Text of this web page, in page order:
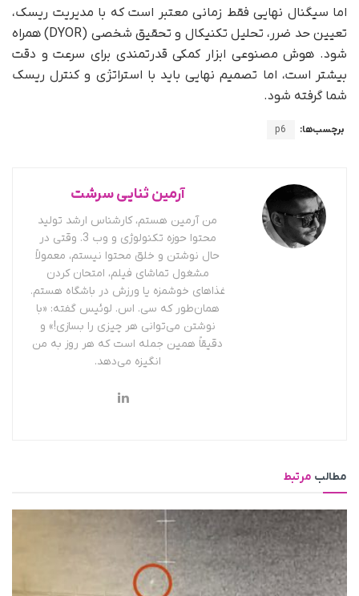
اما سیگنال نهایی فقط زمانی معتبر است که با مدیریت ریسک،
تعیین حد ضرر، تحلیل تکنیکال و تحقیق شخصی (DYOR) همراه
شود. هوش مصنوعی ابزار کمکی قدرتمندی برای سرعت و دقت
بیشتر است، اما تصمیم نهایی باید با استراتژی و کنترل ریسک
شما گرفته شود.
برچسب‌ها: p6
آرمین ثنایی سرشت
من آرمین هستم، کارشناس ارشد تولید
محتوا حوزه تکنولوژی و وب 3. وقتی در
حال نوشتن و خلق محتوا نیستم، معمولاً
مشغول تماشای فیلم، امتحان کردن
غذاهای خوشمزه یا ورزش در باشگاه هستم.
همان‌طور که سی. اس. لوئیس گفته: «با
نوشتن می‌توانی هر چیزی را بسازی!» و
دقیقاً همین جمله است که هر روز به من
انگیزه می‌دهد.
مطالب مرتبط